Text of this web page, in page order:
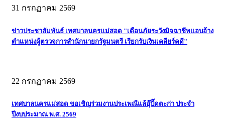
31 กรกฏาคม 2569
ข่าวประชาสัมพันธ์ เทศบาลนครแม่สอด "เตือนภัยระวังมิจฉาชีพแอบอ้าง
ตำแหน่งผู้ตรวจการสำนักนายกรัฐมนตรี เรียกรับเงินเคลียร์คดี"
22 กรกฏาคม 2569
เทศบาลนครแม่สอด ขอเชิญร่วมงานประเพณีแล้อุ๊ปั๊ดตะก่า ประจำ
ปีงบประมาณ พ.ศ. 2569